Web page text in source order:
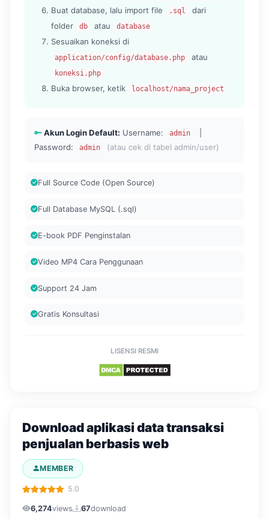
Buat database, lalu import file .sql
dari
folder
db atau database
Sesuaikan koneksi di
application/config/database.php atau
koneksi.php
Buka browser, ketik localhost/nama_project
Akun Login Default: Username: admin
Password:
admin (atau cek di tabel admin/user)
Full Source Code (Open Source)
Full Database MySQL (.sql)
E-book PDF Penginstalan
Video MP4 Cara Penggunaan
Support 24 Jam
Gratis Konsultasi
LISENSI RESMI
Download aplikasi data transaksi
penjualan berbasis web
MEMBER
5.0
6,274views 67download